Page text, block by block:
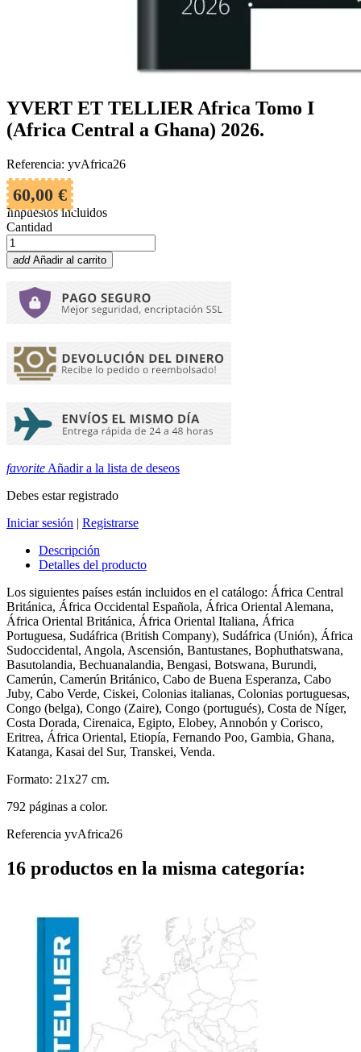
YVERT ET TELLIER Africa Tomo I
(Africa Central a Ghana) 2026.
Referencia: yvAfrica26
60,00 €
Impuestos incluidos
Cantidad
add Añadir al carrito
favorite Añadir a la lista de deseos
Debes estar registrado
Iniciar sesión | Registrarse
Descripción
Detalles del producto
Los siguientes países están incluidos en el catálogo: África Central
Británica, África Occidental Española, África Oriental Alemana,
África Oriental Británica, África Oriental Italiana, África
Portuguesa, Sudáfrica (British Company), Sudáfrica (Unión), África
Sudoccidental, Angola, Ascensión, Bantustanes, Bophuthatswana,
Basutolandia, Bechuanalandia, Bengasi, Botswana, Burundi,
Camerún, Camerún Británico, Cabo de Buena Esperanza, Cabo
Juby, Cabo Verde, Ciskei, Colonias italianas, Colonias portuguesas,
Congo (belga), Congo (Zaire), Congo (portugués), Costa de Níger,
Costa Dorada, Cirenaica, Egipto, Elobey, Annobón y Corisco,
Eritrea, África Oriental, Etiopía, Fernando Poo, Gambia, Ghana,
Katanga, Kasai del Sur, Transkei, Venda.
Formato: 21x27 cm.
792 páginas a color.
Referencia yvAfrica26
16 productos en la misma categoría: